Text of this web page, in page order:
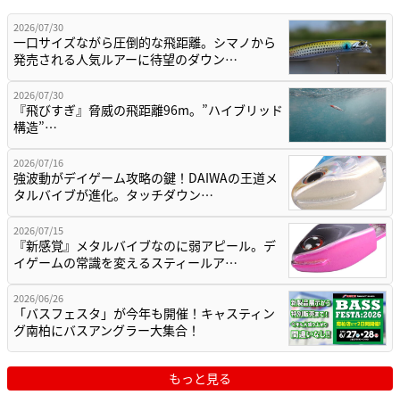
2026/07/30
一口サイズながら圧倒的な飛距離。シマノから
発売される人気ルアーに待望のダウン…
2026/07/30
『飛びすぎ』脅威の飛距離96m。”ハイブリッド
構造”…
2026/07/16
強波動がデイゲーム攻略の鍵！DAIWAの王道メ
タルバイブが進化。タッチダウン…
2026/07/15
『新感覚』メタルバイブなのに弱アピール。デ
イゲームの常識を変えるスティールア…
2026/06/26
「バスフェスタ」が今年も開催！キャスティン
グ南柏にバスアングラー大集合！
もっと見る